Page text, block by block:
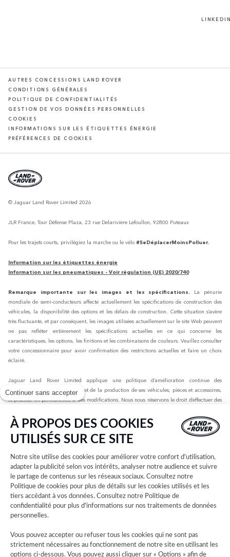
Continuer sans accepter
À PROPOS DES COOKIES
UTILISÉS SUR CE SITE
Notre site utilise des cookies pour améliorer votre confort d'utilisation,
adapter la publicité selon vos intérêts, analyser notre audience et suivre
le partage de contenus sur les réseaux sociaux. Consultez notre
Politique de cookies pour plus de détails sur les cookies utilisés et les
tiers accédant à vos données. Consultez notre Politique de
confidentialité pour plus d'informations sur nos traitements de données
personnelles.
Vous pouvez accepter ou refuser tous les cookies qui ne sont pas
strictement nécessaires au fonctionnement de notre site en utilisant les
options ci-dessous. Vous pouvez aussi cliquer sur « Options » afin de
AUTRES CONCESSIONS LAND ROVER
CONDITIONS GÉNÉRALES
POLITIQUE DE CONFIDENTIALITÉS
GESTION DE VOS DONNÉES PERSONNELLES
COOKIES
INFORMATIONS SUR LES ÉTIQUETTES ÉNERGIE
PRÉFÉRENCES DE COOKIES
© Jaguar Land Rover Limited 2026
JLR France, Tour Défense Plaza, 23 rue Delarivière Lefoullon, 92800 Puteaux
Pour les trajets courts, privilégiez la marche ou le vélo #SeDéplacerMoinsPolluer.
Information sur les étiquettes énergie
Information sur les pneumatiques - Voir régulation (UE) 2020/740
Remarque importante sur les images et les spécifications. La pénurie
mondiale de semi-conducteurs affecte actuellement les spécifications de construction des
véhicules, la disponibilité des options et les délais de construction. Cette situation s’avère
très fluctuante, et par conséquent, les images utilisées actuellement sur le site Web peuvent
ne pas refléter entièrement les spécifications actuelles en ce qui concerne les
caractéristiques, les options, les finitions et les combinaisons de couleurs. Veuillez consulter
votre concessionnaire pour avoir confirmation des restrictions actuelles et faire un choix
éclairé.
Jaguar Land Rover Limited applique une politique d’amélioration continue des
spécifications, de la conception et de la production de ses véhicules, pièces et accessoires,
et procède en permanence à des modifications. Nous nous réservons le droit d’effectuer des
présentées sur ce site Web sont basées sur les spécifications européennes. Elles peuvent
varier selon le marché et être modifiées sans préavis. Certains des véhicules présents sont
dotés d’équipements en option ou d’accessoires installés par le concessionnaire qui peuvent
pour connaître les disponibilités et les tarifs.
Les chiffres fournis sont issus des tests officiels menés par le fabricant conformément à la
législation européenne en vigueur avec une batterie complètement chargée. Depuis le 1er
septembre 2018, les véhicules légers neufs sont réceptionnés en Europe sur la base de la
procédure d'essai harmonisée pour les véhicules légers (WLTP), procédure d'essai
permettant de mesurer la consommation de carburant et les émissions de CO2, plus
consommation de carburant et d’autonomie peuvent varier en fonction de facteurs tels que
le style de conduite, les conditions environnementales, la charge, l’installation des roues,